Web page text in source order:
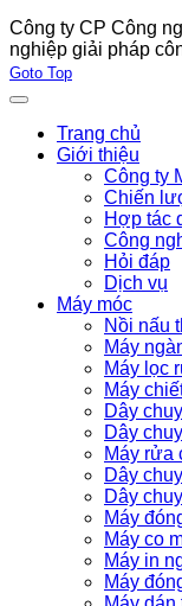
Công ty CP Công
nghiệp giải pháp
Joomla! 3 Templates
Goto Top
Trang chủ
Giới thiệu
Công ty
Chiến
Hợp tác
Công
Hỏi đáp
Dịch vụ
Máy móc
Nồi nấu
Máy
Máy lọc
Máy
Dây
Dây
Máy rửa
Dây
Dây
Máy
Máy co
Máy in
Máy